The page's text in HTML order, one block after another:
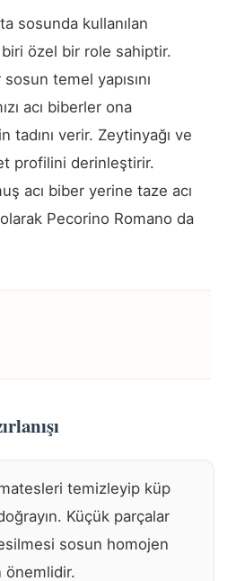
sosunda kullanılan
özel bir role sahiptir.
temel yapısını
acı biberler ona
tadını verir. Zeytinyağı ve
profilini derinleştirir.
acı biber yerine taze acı
Pecorino Romano da
temizleyip küp
Küçük parçalar
sosun homojen
önemlidir.